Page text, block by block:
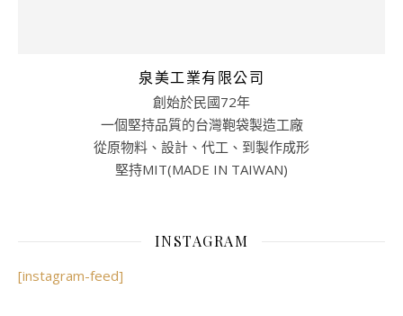
泉美工業有限公司
創始於民國72年
一個堅持品質的台灣鞄袋製造工廠
從原物料、設計、代工、到製作成形
堅持MIT(MADE IN TAIWAN)
INSTAGRAM
[instagram-feed]